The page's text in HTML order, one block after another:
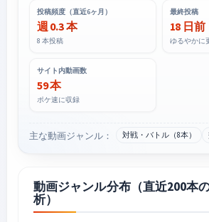
投稿頻度（直近6ヶ月）
週 0.3 本
8 本投稿
最終投稿
18 日前
ゆるやかに
サイト内動画数
59 本
ポケ速に収録
主な動画ジャンル： 対戦・バトル（8本）
動画ジャンル分布（直近200本
析）